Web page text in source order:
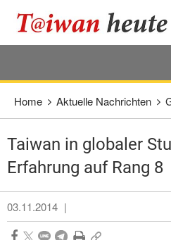
Direkt weiter zum Haupt-Inhalt
Home Aktuelle Nachrichten
Taiwan in globaler
Erfahrung auf Rang 8
03.11.2014 |